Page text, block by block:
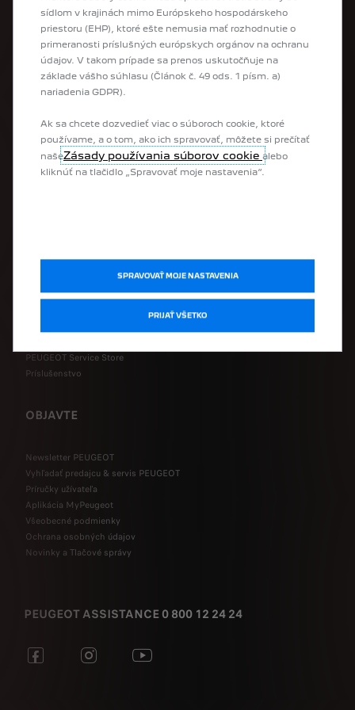
Úžitkové vozidlá
Prestavby
UŽITOČNÉ LINKY
Jazdené vozidlá
Konfigurátor
Žiadosť o cenovú ponuku
Žiadosť o testovaciu jazdu
Objednávka vozidla do servisu
PEUGEOT Service Store
Príslušenstvo
OBJAVTE
Newsletter PEUGEOT
Vyhľadať predajcu & servis PEUGEOT
Príručky užívateľa
Aplikácia MyPeugeot
Všeobecné podmienky
Ochrana osobných údajov
Novinky a Tlačové správy
PEUGEOT ASSISTANCE 0 800 12 24 24
sídlom v krajinách mimo Európskeho hospodárskeho
priestoru (EHP), ktoré ešte nemusia mať rozhodnutie o
primeranosti príslušných európskych orgánov na ochranu
údajov. V takom prípade sa prenos uskutočňuje na
základe vášho súhlasu (Článok č. 49 ods. 1 písm. a)
nariadenia GDPR).
Ak sa chcete dozvedieť viac o súboroch cookie, ktoré
používame, a o tom, ako ich spravovať, môžete si prečítať
našeZásady používania súborov cookie alebo
kliknúť na tlačidlo „Spravovať moje nastavenia“.
SPRAVOVAŤ MOJE NASTAVENIA
PRIJAŤ VŠETKO